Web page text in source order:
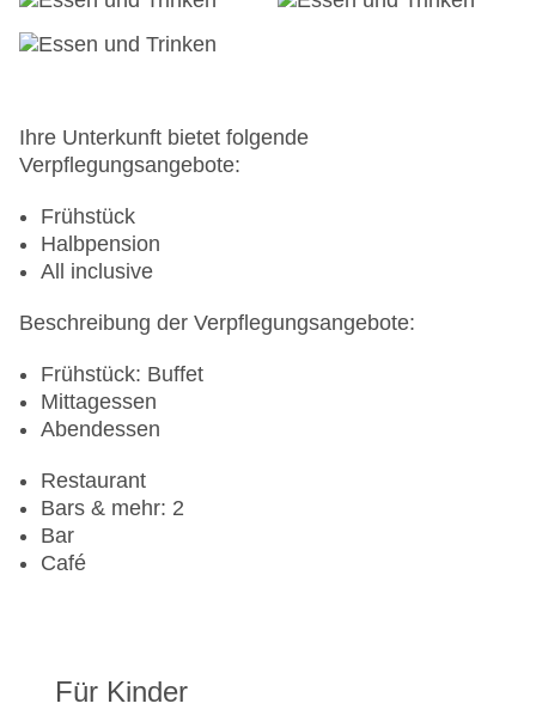
Ihre Unterkunft bietet folgende
Verpflegungsangebote:
Frühstück
Halbpension
All inclusive
Beschreibung der Verpflegungsangebote:
Frühstück: Buffet
Mittagessen
Abendessen
Restaurant
Bars & mehr: 2
Bar
Café
Für Kinder